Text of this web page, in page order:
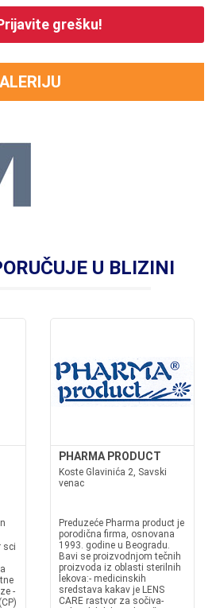
grešku!
U BLIZINI
sci
-
PHARMA PRODUCT
Koste Glavinića 2, Savski
venac
Preduzeće Pharma product je
porodična firma, osnovana
1993. godine u Beogradu.
Bavi se proizvodnjom tečnih
proizvoda iz oblasti sterilnih
lekova:- medicinskih
sredstava kakav je LENS
CARE rastvor za sočiva-